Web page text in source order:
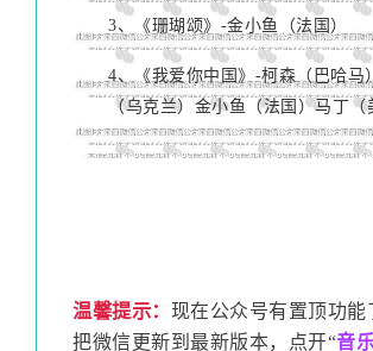
3、《珊瑚颂》-金小鱼（法国）
4、《我爱你中国》-柯森（巴哈马
（乌克兰）金小鱼（法国）马丁（
温馨提示： 现在公众号有置顶功能
把微信更新到最新版本，点开“音